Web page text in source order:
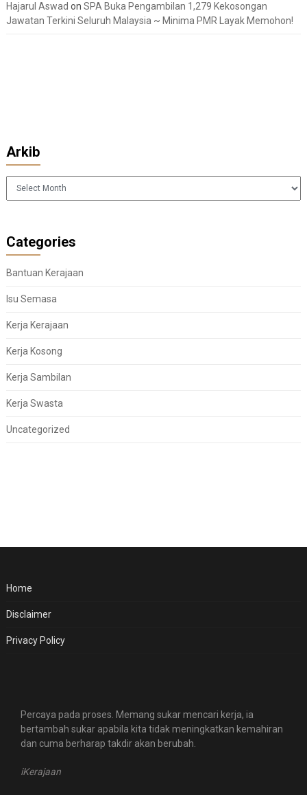
Hajarul Aswad on SPA Buka Pengambilan 1,279 Kekosongan
Jawatan Terkini Seluruh Malaysia ~ Minima PMR Layak Memohon!
Arkib
Arkib
Categories
Bantuan Kerajaan
Isu Semasa
Kerja Kerajaan
Kerja Kosong
Kerja Sambilan
Kerja Swasta
Uncategorized
Home
Disclaimer
Privacy Policy
Percaya pada proses. Memang sukar mencari kerja, ia
bertambah sukar apabila kita tidak meningkatkan kemahiran
dan cuma berharap takdir akan berubah.
iKerajaan